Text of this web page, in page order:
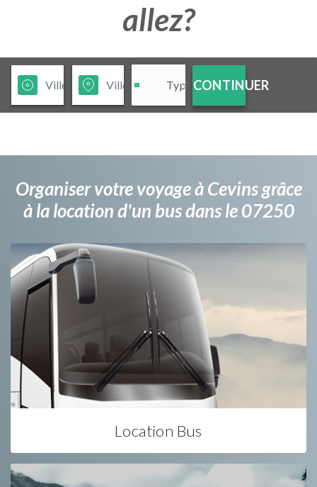
allez?
CONTINUER
Organiser votre voyage à Cevins grâce
à la location d'un bus dans le 07250
Location Bus